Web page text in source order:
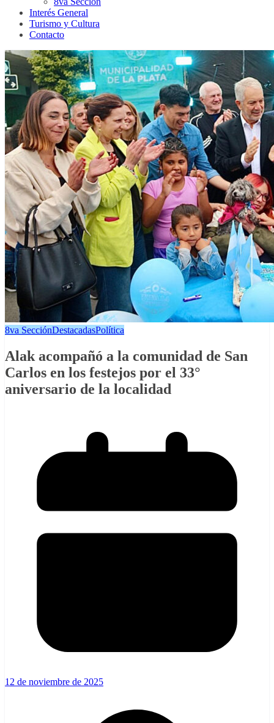
Interés General
Turismo y Cultura
Contacto
8va SecciónDestacadasPolítica
Alak acompañó a la comunidad de San
Carlos en los festejos por el 33°
aniversario de la localidad
12 de noviembre de 2025